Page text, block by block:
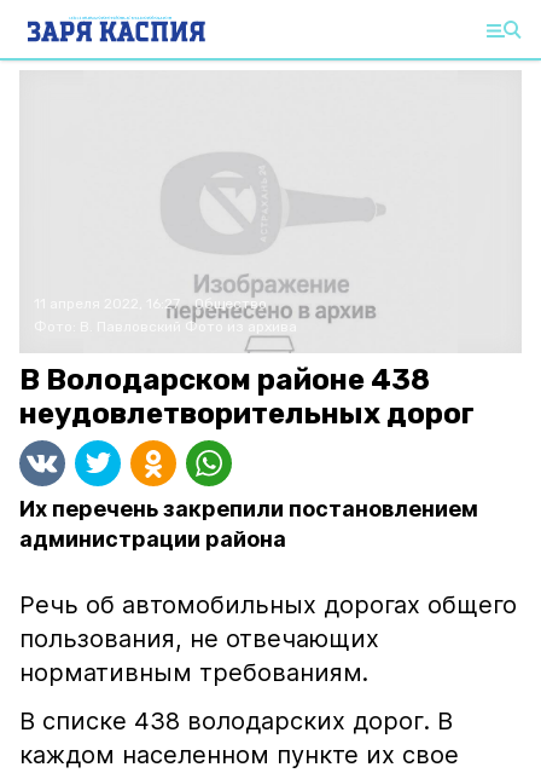
11 апреля 2022, 16:27
Общество
Фото из архива
В Володарском районе 438
неудовлетворительных дорог
Их перечень закрепили постановлением
администрации района
Речь об автомобильных дорогах общего
пользования, не отвечающих
нормативным требованиям.
В списке 438 володарских дорог. В
каждом населенном пункте их свое